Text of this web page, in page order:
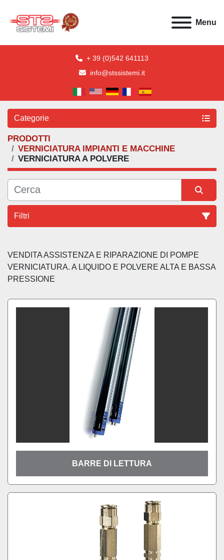
Menu
+ 39 (0)542 641113
info@stssistemi.it
Categorie
PRODOTTI
VERNICIATURA IMPIANTI E MACCHINE
VERNICIATURA A POLVERE
Filtri
VENDITA ASSISTENZA E RIPARAZIONE DI POMPE
VERNICIATURA. A LIQUIDO E POLVERE ALTA E BASSA
PRESSIONE
BARRE DI LETTURA